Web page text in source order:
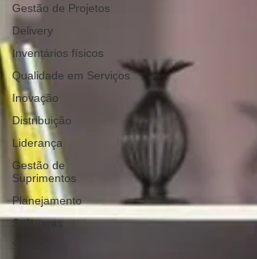
Gestão de Projetos
Delivery
Inventários físicos
Qualidade em Serviços
Inovação
Distribuição
Liderança
Gestão de
Suprimentos
Planejamento
Softwares